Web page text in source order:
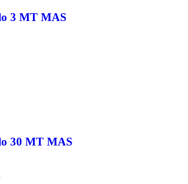
3 MT MAS
30 MT MAS
Şu